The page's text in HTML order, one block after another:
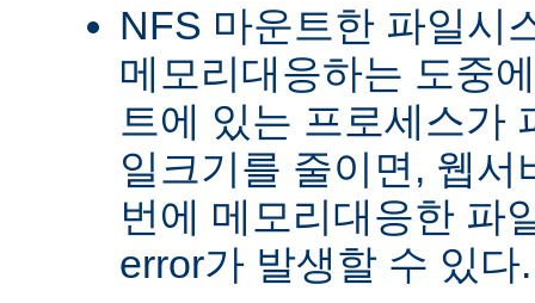
NFS 마운트한 파일시
메모리대응하는 도중
트에 있는 프로세스가
일크기를 줄이면, 웹
번에 메모리대응한 파
error가 발생할 수 있다.